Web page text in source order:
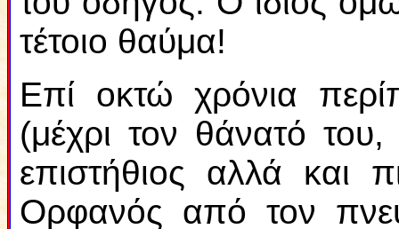
τέτοιο θαύμα!
Επί οκτώ χρόνια
(μέχρι τον θάνατό
επιστήθιος αλλά και
Ορφανός από τον